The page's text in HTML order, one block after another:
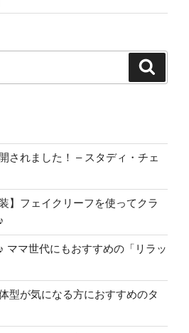
されました！ – スタディ・チェ
】フェイクリーフを使ってクラ
ママ世代にもおすすめの「リラッ
型が気になる方におすすめのタ